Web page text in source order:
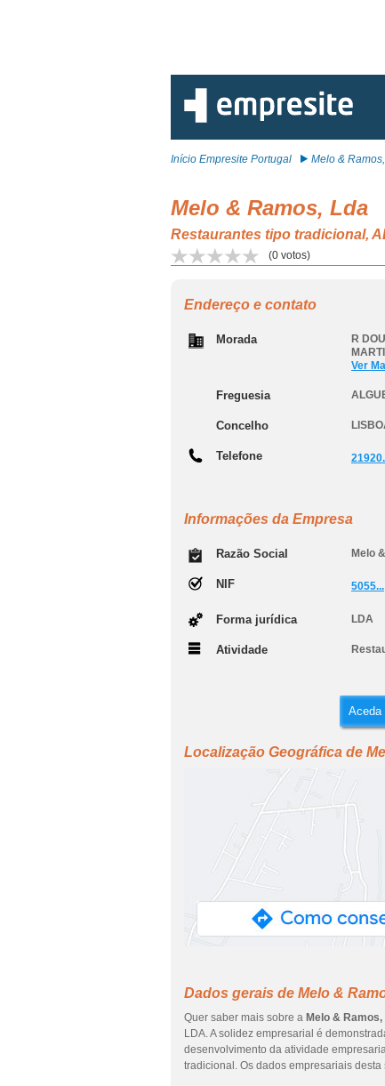
Início Empresite Portugal Melo &
Melo & Ramos, Lda
Restaurantes tipo tradicional,
(0 votos)
Endereço e contato
Morada R
Ver
Freguesia
Concelho
Telefone
Informações da Empresa
Razão Social Melo
NIF 5055...
Forma jurídica LDA
Atividade
Aceda
Localização Geográfica de
Dados gerais de Melo &
Quer saber mais sobre a Melo & Ramos,
LDA. A solidez empresarial é
desenvolvimento da atividade
tradicional. Os dados empresariais